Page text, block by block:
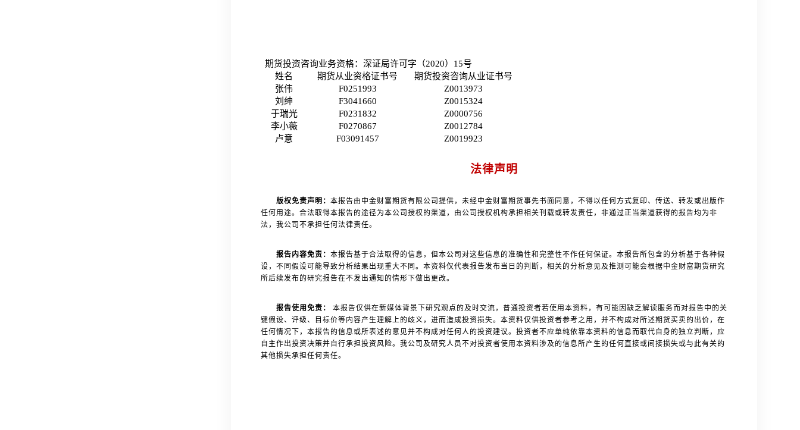
期货投资咨询业务资格：深证局许可字（2020）15号
姓名
期货从业资格证书号
期货投资咨询从业证书号
张伟
F0251993
Z0013973
刘绅
F3041660
Z0015324
于瑞光
F0231832
Z0000756
李小薇
F0270867
Z0012784
卢意
F03091457 Z0019923
法律声明
版权免责声明： 本报告由中金财富期货有限公司提供，未经中金财富期货事先书面同意，不得以任何方式复印、传送、转发或出版作
任何用途。合法取得本报告的途径为本公司授权的渠道，由公司授权机构承担相关刊载或转发责任，非通过正当渠道获得的报告均为非
法，我公司不承担任何法律责任。
报告内容免责： 本报告基于合法取得的信息，但本公司对这些信息的准确性和完整性不作任何保证。本报告所包含的分析基于各种假
设，不同假设可能导致分析结果出现重大不同。本资料仅代表报告发布当日的判断，相关的分析意见及推测可能会根据中金财富期货研究
所后续发布的研究报告在不发出通知的情形下做出更改。
报告使用免责：
本报告仅供在新媒体背景下研究观点的及时交流，普通投资者若使用本资料，有可能因缺乏解读服务而对报告中的关
键假设、评级、目标价等内容产生理解上的歧义，进而造成投资损失。本资料仅供投资者参考之用，并不构成对所述期货买卖的出价，在
任何情况下，本报告的信息或所表述的意见并不构成对任何人的投资建议。投资者不应单纯依靠本资料的信息而取代自身的独立判断，应
自主作出投资决策并自行承担投资风险。我公司及研究人员不对投资者使用本资料涉及的信息所产生的任何直接或间接损失或与此有关的
其他损失承担任何责任。